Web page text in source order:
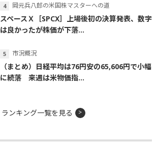
岡元兵八郎の米国株マスターへの道
スペースＸ［SPCX］上場後初の決算発表、数字
は良かったが株価が下落...
市況概況
（まとめ）日経平均は76円安の65,606円で小幅
に続落 来週は米物価指...
ランキング一覧を見る